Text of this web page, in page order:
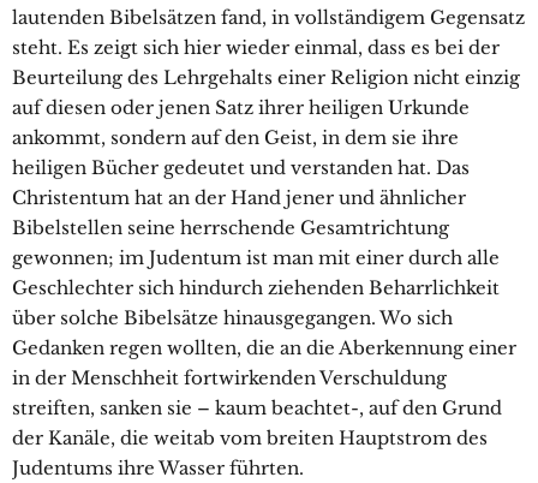
lautenden Bibelsätzen fand, in vollständigem Gegensatz
steht. Es zeigt sich hier wieder einmal, dass es bei der
Beurteilung des Lehrgehalts einer Religion nicht einzig
auf diesen oder jenen Satz ihrer heiligen Urkunde
ankommt, sondern auf den Geist, in dem sie ihre
heiligen Bücher gedeutet und verstanden hat. Das
Christentum hat an der Hand jener und ähnlicher
Bibelstellen seine herrschende Gesamtrichtung
gewonnen; im Judentum ist man mit einer durch alle
Geschlechter sich hindurch ziehenden Beharrlichkeit
über solche Bibelsätze hinausgegangen. Wo sich
Gedanken regen wollten, die an die Aberkennung einer
in der Menschheit fortwirkenden Verschuldung
streiften, sanken sie – kaum beachtet-, auf den Grund
der Kanäle, die weitab vom breiten Hauptstrom des
Judentums ihre Wasser führten.